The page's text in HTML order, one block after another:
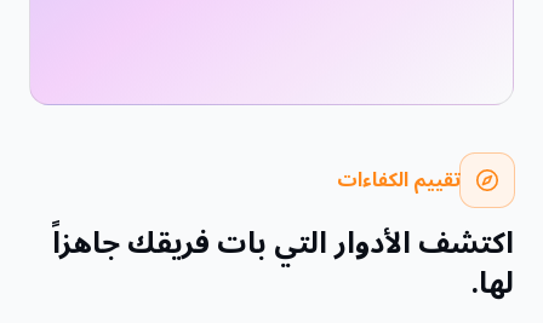
تقييم الكفاءات
اكتشف الأدوار التي بات فريقك جاهزاً
لها.